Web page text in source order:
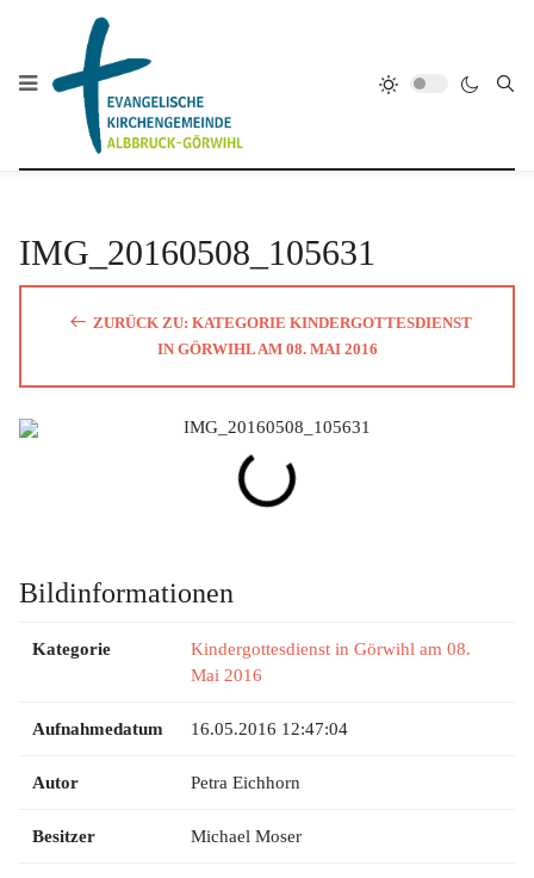
IMG_20160508_105631
ZURÜCK ZU: KATEGORIE KINDERGOTTESDIENST
IN GÖRWIHL AM 08. MAI 2016
Bildinformationen
Kategorie
Kindergottesdienst in Görwihl am 08.
Mai 2016
Aufnahmedatum 16.05.2016 12:47:04
Autor Petra Eichhorn
Besitzer Michael Moser